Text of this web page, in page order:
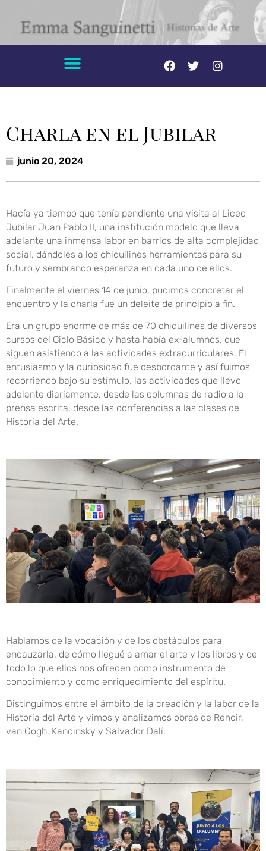
Charla en el Jubilar
junio 20, 2024
Hacía ya tiempo que tenía pendiente una visita al Liceo
Jubilar Juan Pablo II, una institución modelo que lleva
adelante una inmensa labor en barrios de alta complejidad
social, dándoles a los chiquilines herramientas para su
futuro y sembrando esperanza en cada uno de ellos.
Finalmente el viernes 14 de junio, pudimos concretar el
encuentro y la charla fue un deleite de principio a fin.
Era un grupo enorme de más de 70 chiquilines de diversos
cursos del Ciclo Básico y hasta había ex-alumnos, que
siguen asistiendo a las actividades extracurriculares. El
entusiasmo y la curiosidad fue desbordante y así fuimos
recorriendo bajo su estímulo, las actividades que llevo
adelante diariamente, desde las columnas de radio a la
prensa escrita, desde las conferencias a las clases de
Historia del Arte.
Hablamos de la vocación y de los obstáculos para
encauzarla, de cómo llegué a amar el arte y los libros y de
todo lo que ellos nos ofrecen como instrumento de
conocimiento y como enriquecimiento del espíritu.
Distinguimos entre el ámbito de la creación y la labor de la
Historia del Arte y vimos y analizamos obras de Renoir,
van Gogh, Kandinsky y Salvador Dalí.